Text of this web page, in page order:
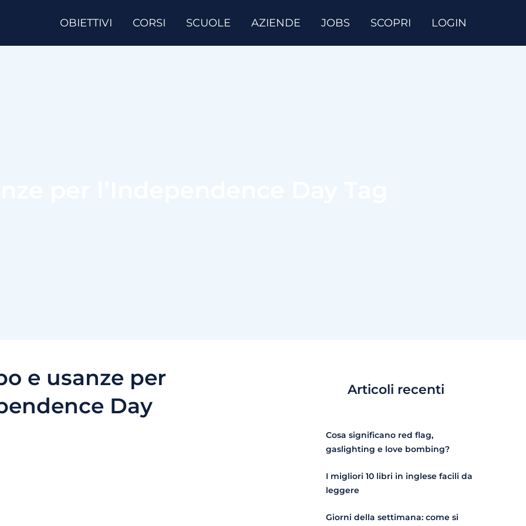
OBIETTIVI CORSI SCUOLE AZIENDE JOBS SCOPRI LOGIN
e usanze per
Day
Articoli recenti
Cosa significano red flag,
gaslighting e love bombing?
I migliori 10 libri in inglese facili da
leggere
Giorni della settimana: come si